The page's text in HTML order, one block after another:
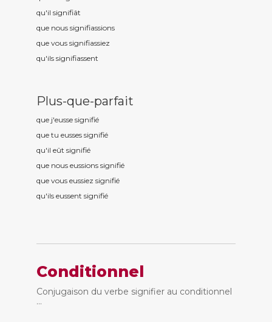
qu'il signifiât
que nous signifiassions
que vous signifiassiez
qu'ils signifiassent
Plus-que-parfait
que j'eusse signifié
que tu eusses signifié
qu'il eût signifié
que nous eussions signifié
que vous eussiez signifié
qu'ils eussent signifié
Conditionnel
Conjugaison du verbe signifier au conditionnel
...